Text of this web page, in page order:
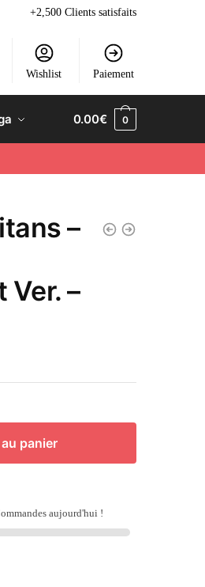
+2,500 Clients satisfaits
Wishlist Paiement
0.00€ 0
–
Ver. –
panier
aujourd'hui !